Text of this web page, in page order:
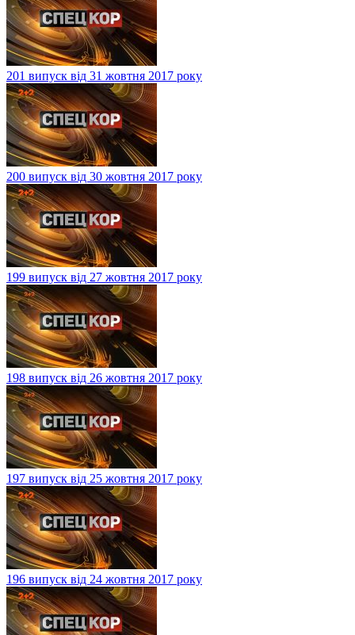
201 випуск від 31 жовтня 2017 року
200 випуск від 30 жовтня 2017 року
199 випуск від 27 жовтня 2017 року
198 випуск від 26 жовтня 2017 року
197 випуск від 25 жовтня 2017 року
196 випуск від 24 жовтня 2017 року